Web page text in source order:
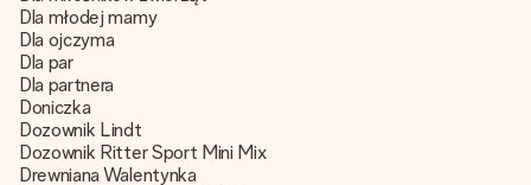
Dla młodej mamy
Dla ojczyma
Dla par
Dla partnera
Doniczka
Dozownik Lindt
Dozownik Ritter Sport Mini Mix
Drewniana Walentynka